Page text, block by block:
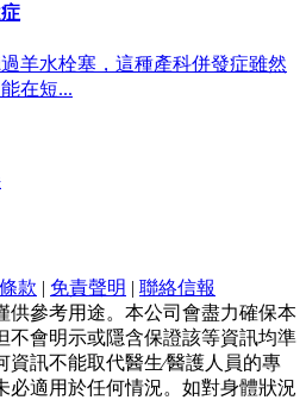
羊水栓塞，這種產科併發症雖然
在短...
款 | 免責聲明 | 聯絡信報
供參考用途。本公司會盡力確保本
不會明示或隱含保證該等資訊均準
訊不能取代醫生∕醫護人員的專
必適用於任何情況。如對身體狀況